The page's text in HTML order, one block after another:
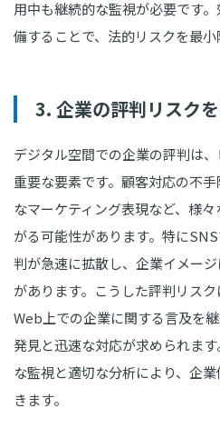
用中も継続的な監視が必要です
備することで、法的リスクを最小
3. 企業の評判リスク
デジタル空間での企業の評判は
重要な要素です。顧客対応の不
なマーケティング表現など、様
がる可能性があります。特に
判が急速に拡散し、企業イメー
があります。こうした評判リスク
Web上での企業に関する言及を
発見と迅速な対応が求められま
な監視と適切な分析により、企
きます。